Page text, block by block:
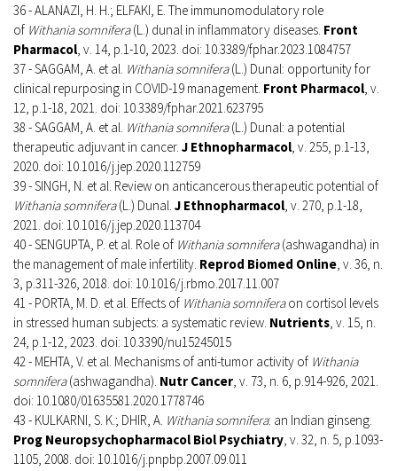
36 - ALANAZI, H. H.; ELFAKI, E. The immunomodulatory role
of Withania somnifera(L.) dunal in inflammatory diseases. Front
Pharmacol , v. 14, p.1-10, 2023. doi: 10.3389/fphar.2023.1084757
37 - SAGGAM, A. et al. Withania somnifera(L.) Dunal: opportunity for
clinical repurposing in COVID-19 management. Front Pharmacol , v.
12, p.1-18, 2021. doi: 10.3389/fphar.2021.623795
38 - SAGGAM, A. et al. Withania somnifera(L.) Dunal: a potential
therapeutic adjuvant in cancer. J Ethnopharmacol , v. 255, p.1-13,
2020. doi: 10.1016/j.jep.2020.112759
39 - SINGH, N. et al. Review on anticancerous therapeutic potential of
Withania somnifera(L.) Dunal. J Ethnopharmacol , v. 270, p.1-18,
2021. doi: 10.1016/j.jep.2020.113704
40 - SENGUPTA, P. et al. Role of Withania somnifera(ashwagandha) in
the management of male infertility. Reprod Biomed Online , v. 36, n.
3, p.311-326, 2018. doi: 10.1016/j.rbmo.2017.11.007
41 - PORTA, M. D. et al. Effects of Withania somniferaon cortisol levels
in stressed human subjects: a systematic review. Nutrients , v. 15, n.
24, p.1-12, 2023. doi: 10.3390/nu15245015
42 - MEHTA, V. et al. Mechanisms of anti-tumor activity of Withania
somnifera(ashwagandha). Nutr Cancer , v. 73, n. 6, p.914-926, 2021.
doi: 10.1080/01635581.2020.1778746
43 - KULKARNI, S. K.; DHIR, A. Withania somnifera: an Indian ginseng.
Prog Neuropsychopharmacol Biol Psychiatry , v. 32, n. 5, p.1093-
1105, 2008. doi: 10.1016/j.pnpbp.2007.09.011